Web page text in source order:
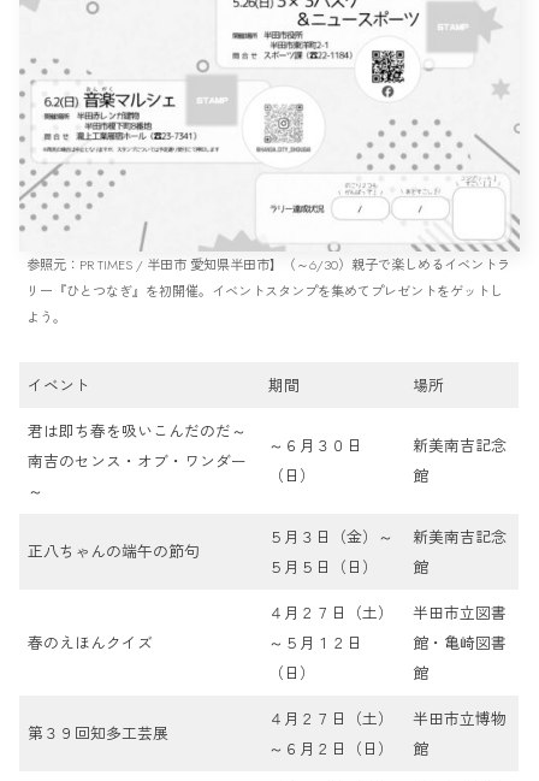
参照元：PR TIMES / 半田市 愛知県半田市】（～6/30）親子で楽しめるイベントラ
リー『ひとつなぎ』を初開催。イベントスタンプを集めてプレゼントをゲットし
よう。
イベント 期間
場所
君は即ち春を吸いこんだのだ～
南吉のセンス・オブ・ワンダー
～
～６月３０日
（日）
新美南吉記念
館
正八ちゃんの端午の節句
５月３日（金）～
５月５日（日）
新美南吉記念
館
春のえほんクイズ
４月２７日（土）
～５月１２日
（日）
半田市立図書
館・亀崎図書
館
第３９回知多工芸展
４月２７日（土）
～６月２日（日）
半田市立博物
館